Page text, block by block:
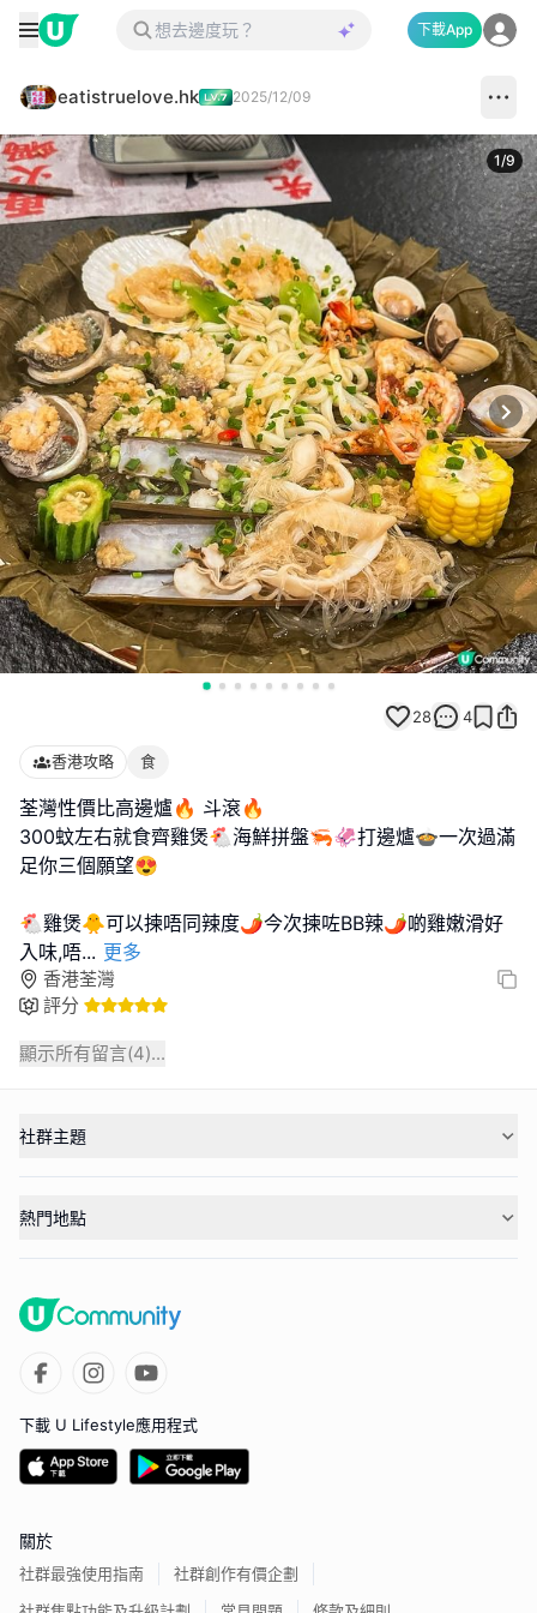
下載App
eatistruelove.hk 2025/12/09
1/9
28 4
香港攻略 食
荃灣性價比高邊爐🔥 斗滾🔥
300蚊左右就食齊雞煲🐔海鮮拼盤🦐🦑打邊爐🍲一次過滿
足你三個願望😍
🐔雞煲🐥可以揀唔同辣度🌶️今次揀咗BB辣🌶️啲雞嫩滑好
入味,唔... 更多
香港荃灣
評分
顯示所有留言(4)...
社群主題
熱門地點
下載 U Lifestyle應用程式
關於
社群最強使用指南
社群創作有價企劃